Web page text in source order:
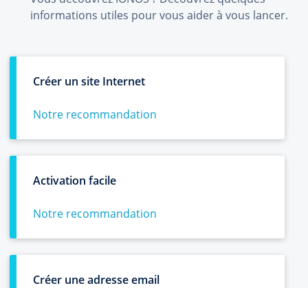
informations utiles pour vous aider à vous lancer.
Créer un site Internet
Notre recommandation
Activation facile
Notre recommandation
Créer une adresse email